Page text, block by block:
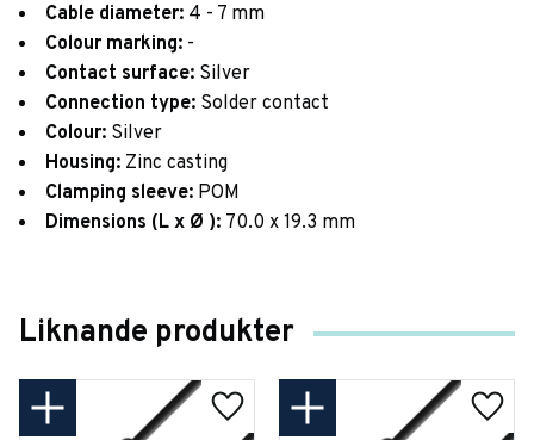
Cable diameter: 4 - 7 mm
Colour marking: -
Contact surface: Silver
Connection type: Solder contact
Colour: Silver
Housing: Zinc casting
Clamping sleeve: POM
Dimensions (L x Ø ): 70.0 x 19.3 mm
Liknande produkter